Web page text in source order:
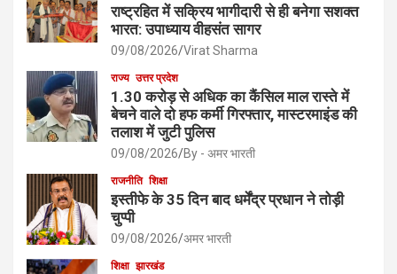
राष्ट्रहित में सक्रिय भागीदारी से ही बनेगा सशक्त
भारत: उपाध्याय वीहसंत सागर
09/08/2026 Virat Sharma
राज्य उत्तर प्रदेश
1.30 करोड़ से अधिक का कैंसिल माल रास्ते में
बेचने वाले दो हफ कर्मी गिरफ्तार, मास्टरमाइंड की
तलाश में जुटी पुलिस
09/08/2026 By - अमर भारती
राजनीति शिक्षा
इस्तीफे के 35 दिन बाद धर्मेंद्र प्रधान ने तोड़ी
चुप्पी
09/08/2026 अमर भारती
शिक्षा झारखंड